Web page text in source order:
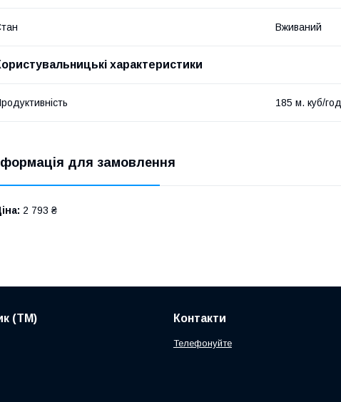
Вживаний
характеристики
185 м. куб/год
для замовлення
2 793 ₴
(ТМ) Контакти
Телефонуйте